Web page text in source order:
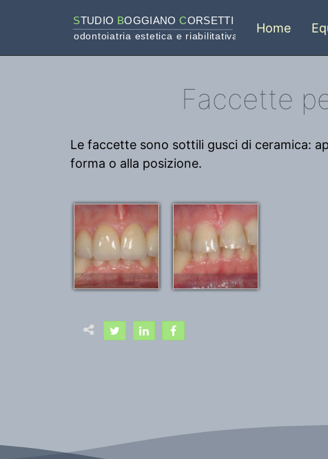
STUDIO BOGGIANO CORSETTI
odontoiatria estetica e riabilitativa
Home
Faccette
Le faccette sono sottili gusci di ceramica:
forma o alla posizione.